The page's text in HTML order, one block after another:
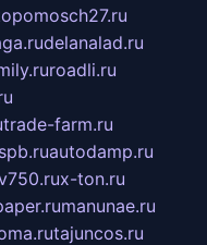
delanalad.ru
roadli.ru
trade-farm.ru
autodamp.ru
x-ton.ru
manunae.ru
tajuncos.ru